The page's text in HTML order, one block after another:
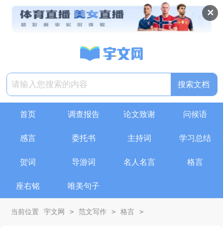
✕
搜索文档
首页 调查报告 论文致谢 问候语
感言 委托书 主持词 学习总结
贺词 导游词 名人名言 格言
座右铭 唯美句子
当前位置 宇文网 > 范文写作 > 格言 >